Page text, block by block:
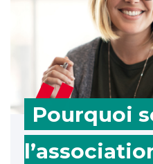
Pourquoi